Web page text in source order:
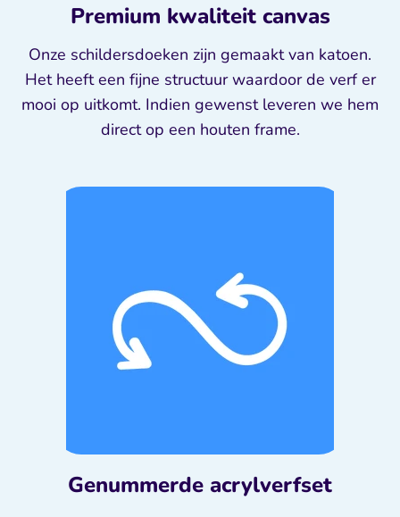
Premium kwaliteit canvas
Onze schildersdoeken zijn gemaakt van katoen.
Het heeft een fijne structuur waardoor de verf er
mooi op uitkomt. Indien gewenst leveren we hem
direct op een houten frame.
Genummerde acrylverfset